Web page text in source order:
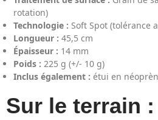
rotation)
Technologie : Soft Spot (tolérance
Longueur : 45,5 cm
Épaisseur : 14 mm
Poids : 225 g (+/- 10 g)
Inclus également : étui en
Sur le terrain